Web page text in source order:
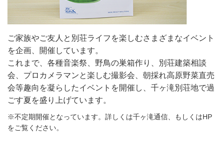
ご家族やご友人と別荘ライフを楽しむさまざまなイベント
を企画、開催しています。
これまで、各種音楽祭、野鳥の巣箱作り、別荘建築相談
会、プロカメラマンと楽しむ撮影会、朝採れ高原野菜直売
会等趣向を凝らしたイベントを開催し、千ヶ滝別荘地で過
ごす夏を盛り上げています。
※不定期開催となっています。詳しくは千ヶ滝通信、もしくはHP
をご覧ください。